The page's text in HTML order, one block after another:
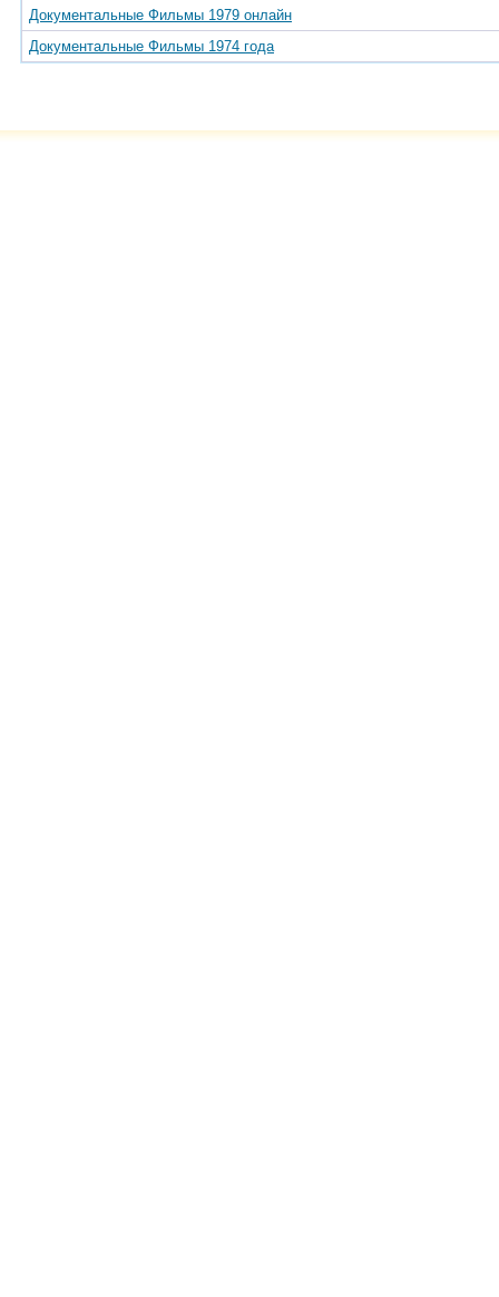
Документальные Фильмы 1979 онлайн
Документальные Фильмы 1974 года